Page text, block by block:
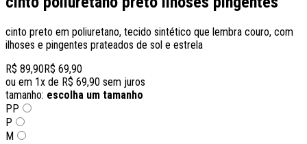
cinto preto em poliuretano, tecido sintético que lembra couro, com
ilhoses e pingentes prateados de sol e estrela
R$ 89,90R$ 69,90
ou em 1x de R$ 69,90 sem juros
tamanho: escolha um tamanho
PP
P
M